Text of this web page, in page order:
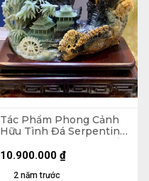
Tác Phẩm Phong Cảnh
Hữu Tình Đá Serpentine
Cao 40 Ngang 31 Cả Đế
Cao 45 Ngang 40 (cm)
2 năm trước
10.900.000 ₫